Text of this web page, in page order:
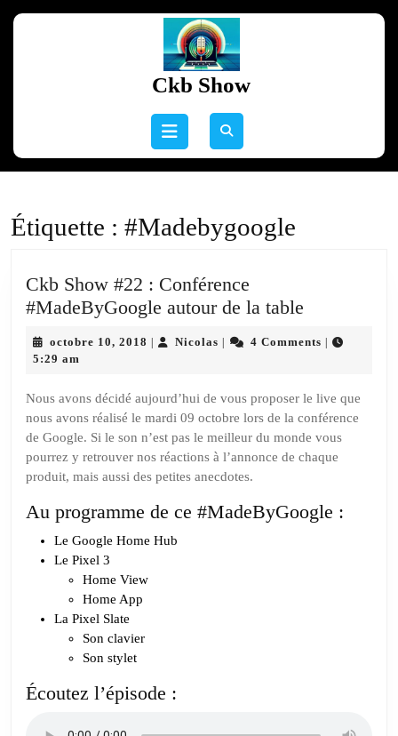
Ckb Show
Open
Étiquette : #Madebygoogle
Ckb Show #22 : Conférence
#MadeByGoogle autour de la table
#22
Conférence
autour
de
table
octobre 10, 2018 octobreNicolas Nicolas4 Comments
5:29 am
Nous avons décidé aujourd’hui de vous proposer le live que
nous avons réalisé le mardi 09 octobre lors de la conférence
de Google. Si le son n’est pas le meilleur du monde vous
pourrez y retrouver nos réactions à l’annonce de chaque
produit, mais aussi des petites anecdotes.
Au programme de ce #MadeByGoogle :
Le Google Home Hub
Le Pixel 3
Home View
Home App
La Pixel Slate
Son clavier
Son stylet
Écoutez l’épisode :